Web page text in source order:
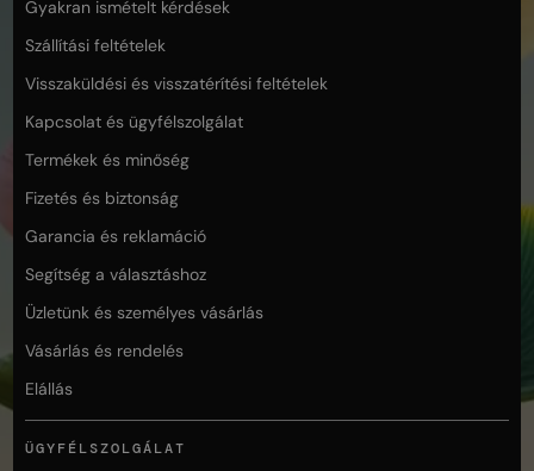
Gyakran ismételt kérdések
Szállítási feltételek
Visszaküldési és visszatérítési feltételek
Kapcsolat és ügyfélszolgálat
Termékek és minőség
Fizetés és biztonság
Garancia és reklamáció
Segítség a választáshoz
Üzletünk és személyes vásárlás
Vásárlás és rendelés
Elállás
ÜGYFÉLSZOLGÁLAT